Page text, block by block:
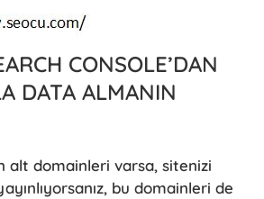
CONSOLE’DAN
DATA ALMANIN
alt domainleri varsa, sitenizi
bu domainleri de